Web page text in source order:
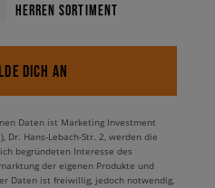
HERREN SORTIMENT
DICH AN
Daten ist Marketing Investment
Dr. Hans-Lebach-Str. 2, werden die
begründeten Interesse des
der eigenen Produkte und
Daten ist freiwillig, jedoch notwendig,